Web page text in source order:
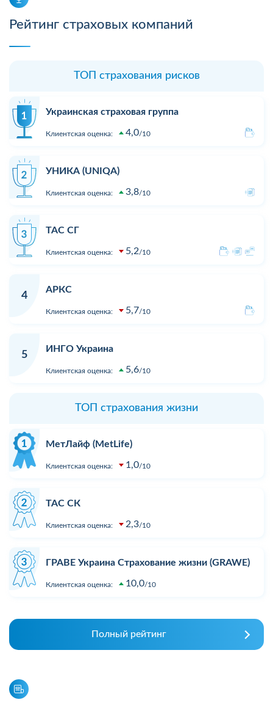
Рейтинг страховых компаний
ТОП страхования рисков
Украинская страховая группа
Клиентская оценка: 4,0 10
УНИКА (UNIQA)
Клиентская оценка: 3,8 10
ТАС СГ
Клиентская оценка: 5,2 10
4
АРКС
Клиентская оценка: 5,7 10
5
ИНГО Украина
Клиентская оценка: 5,6 10
ТОП страхования жизни
МетЛайф (MetLife)
Клиентская оценка: 1,0 10
ТАС СК
Клиентская оценка: 2,3 10
ГРАВЕ Украина Страхование жизни (GRAWE)
Клиентская оценка: 10,0 10
Полный рейтинг